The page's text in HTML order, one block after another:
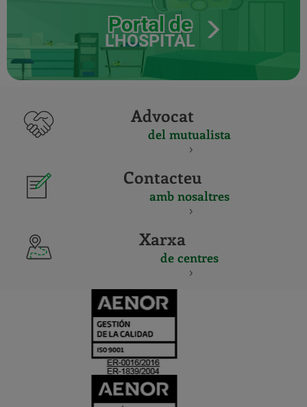
Portal de
L'HOSPITAL
Advocat
del mutualista
Contacteu
amb nosaltres
Xarxa
de centres
Y